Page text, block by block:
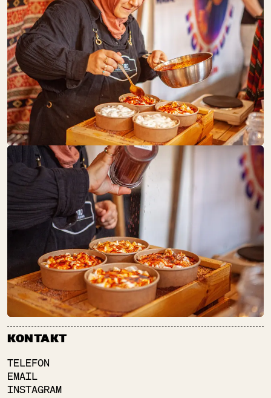
KONTAKT
TELEFON
EMAIL
INSTAGRAM
10:00 – 18:00
Obst + Gemüse
GOLDHAHN &
SAMPSON
SA:10:00 – 18:00
Fisch + Meeresfrüchte
Getränke
Schöne Dinge
Speisekammer
Süßes
GOLDMOND
BAKERY
SA:
Backwaren
Süßes
GRÜN & GUT